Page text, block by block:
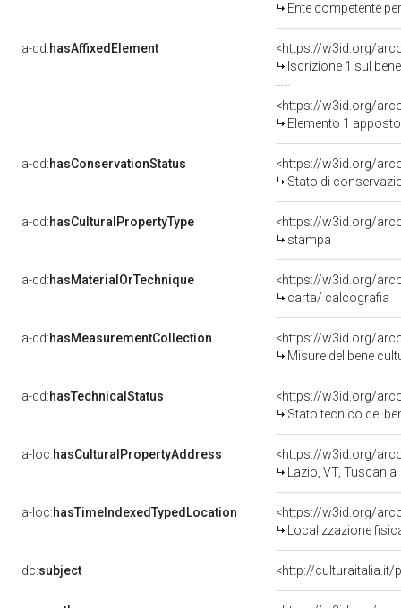
Ente competente per tutela del
a-dd:hasAffixedElement
<https://w3id.org/
Iscrizione 1 sul
<https://w3id.org/
Elemento 1
a-dd:hasConservationStatus
<https://w3id.org/
Stato di
a-dd:hasCulturalPropertyType
<https://w3id.org/
stampa
a-dd:hasMaterialOrTechnique
<https://w3id.org/
carta/ calcografia
a-dd:hasMeasurementCollection
<https://w3id.org/
Misure del bene
a-dd:hasTechnicalStatus
<https://w3id.org/
Stato tecnico del
a-loc:hasCulturalPropertyAddress
<https://w3id.org/
Lazio, VT, Tuscania
a-loc:hasTimeIndexedTypedLocation
<https://w3id.org/
Localizzazione
dc:subject <http://